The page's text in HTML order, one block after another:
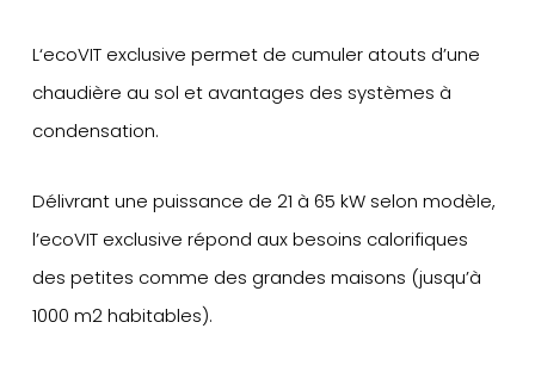
L‘ecoVIT exclusive permet de cumuler atouts d’une
chaudière au sol et avantages des systèmes à
condensation.
Délivrant une puissance de 21 à 65 kW selon modèle,
l’ecoVIT exclusive répond aux besoins calorifiques
des petites comme des grandes maisons (jusqu’à
1000 m2 habitables).